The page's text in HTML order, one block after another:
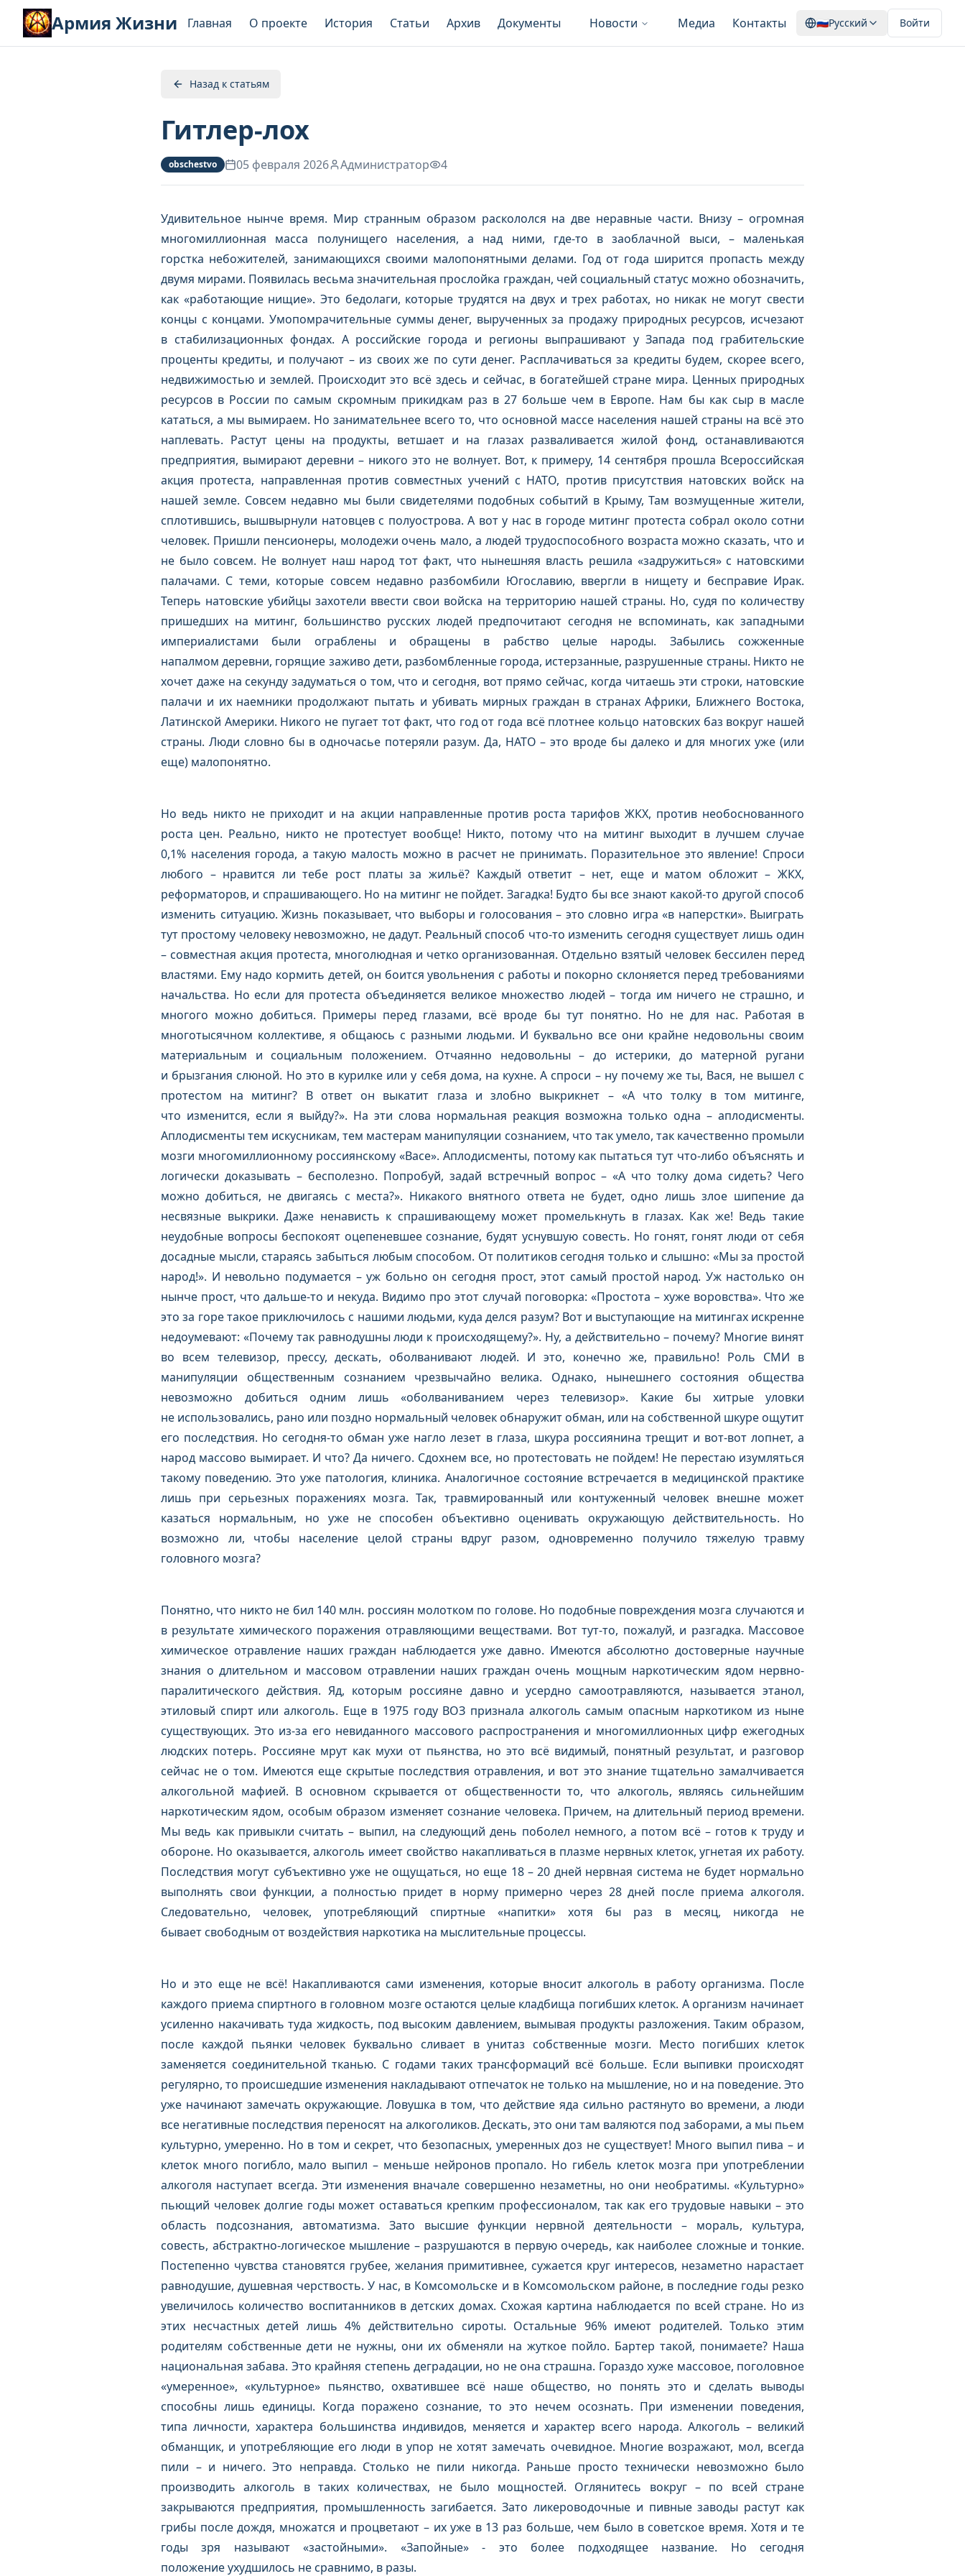
Армия Жизни Главная О проекте История Статьи Архив Документы Новости Медиа Контакты 🇷🇺Русский Войти
Назад к статьям
Гитлер-лох
obschestvo 05 февраля 2026 Администратор 4
Удивительное нынче время. Мир странным образом раскололся на две неравные части. Внизу – огромная
многомиллионная масса полунищего населения, а над ними, где-то в заоблачной выси, – маленькая
горстка небожителей, занимающихся своими малопонятными делами. Год от года ширится пропасть между
двумя мирами. Появилась весьма значительная прослойка граждан, чей социальный статус можно обозначить,
как «работающие нищие». Это бедолаги, которые трудятся на двух и трех работах, но никак не могут свести
концы с концами. Умопомрачительные суммы денег, вырученных за продажу природных ресурсов, исчезают
в стабилизационных фондах. А российские города и регионы выпрашивают у Запада под грабительские
проценты кредиты, и получают – из своих же по сути денег. Расплачиваться за кредиты будем, скорее всего,
недвижимостью и землей. Происходит это всё здесь и сейчас, в богатейшей стране мира. Ценных природных
ресурсов в России по самым скромным прикидкам раз в 27 больше чем в Европе. Нам бы как сыр в масле
кататься, а мы вымираем. Но занимательнее всего то, что основной массе населения нашей страны на всё это
наплевать. Растут цены на продукты, ветшает и на глазах разваливается жилой фонд, останавливаются
предприятия, вымирают деревни – никого это не волнует. Вот, к примеру, 14 сентября прошла Всероссийская
акция протеста, направленная против совместных учений с НАТО, против присутствия натовских войск на
нашей земле. Совсем недавно мы были свидетелями подобных событий в Крыму, Там возмущенные жители,
сплотившись, вышвырнули натовцев с полуострова. А вот у нас в городе митинг протеста собрал около сотни
человек. Пришли пенсионеры, молодежи очень мало, а людей трудоспособного возраста можно сказать, что и
не было совсем. Не волнует наш народ тот факт, что нынешняя власть решила «задружиться» с натовскими
палачами. С теми, которые совсем недавно разбомбили Югославию, ввергли в нищету и бесправие Ирак.
Теперь натовские убийцы захотели ввести свои войска на территорию нашей страны. Но, судя по количеству
пришедших на митинг, большинство русских людей предпочитают сегодня не вспоминать, как западными
империалистами были ограблены и обращены в рабство целые народы. Забылись сожженные
напалмом деревни, горящие заживо дети, разбомбленные города, истерзанные, разрушенные страны. Никто не
хочет даже на секунду задуматься о том, что и сегодня, вот прямо сейчас, когда читаешь эти строки, натовские
палачи и их наемники продолжают пытать и убивать мирных граждан в странах Африки, Ближнего Востока,
Латинской Америки. Никого не пугает тот факт, что год от года всё плотнее кольцо натовских баз вокруг нашей
страны. Люди словно бы в одночасье потеряли разум. Да, НАТО – это вроде бы далеко и для многих уже (или
еще) малопонятно.
Но ведь никто не приходит и на акции направленные против роста тарифов ЖКХ, против необоснованного
роста цен. Реально, никто не протестует вообще! Никто, потому что на митинг выходит в лучшем случае
0,1% населения города, а такую малость можно в расчет не принимать. Поразительное это явление! Спроси
любого – нравится ли тебе рост платы за жильё? Каждый ответит – нет, еще и матом обложит – ЖКХ,
реформаторов, и спрашивающего. Но на митинг не пойдет. Загадка! Будто бы все знают какой-то другой способ
изменить ситуацию. Жизнь показывает, что выборы и голосования – это словно игра «в наперстки». Выиграть
тут простому человеку невозможно, не дадут. Реальный способ что-то изменить сегодня существует лишь один
– совместная акция протеста, многолюдная и четко организованная. Отдельно взятый человек бессилен перед
властями. Ему надо кормить детей, он боится увольнения с работы и покорно склоняется перед требованиями
начальства. Но если для протеста объединяется великое множество людей – тогда им ничего не страшно, и
многого можно добиться. Примеры перед глазами, всё вроде бы тут понятно. Но не для нас. Работая в
многотысячном коллективе, я общаюсь с разными людьми. И буквально все они крайне недовольны своим
материальным и социальным положением. Отчаянно недовольны – до истерики, до матерной ругани
и брызгания слюной. Но это в курилке или у себя дома, на кухне. А спроси – ну почему же ты, Вася, не вышел с
протестом на митинг? В ответ он выкатит глаза и злобно выкрикнет – «А что толку в том митинге,
что изменится, если я выйду?». На эти слова нормальная реакция возможна только одна – аплодисменты.
Аплодисменты тем искусникам, тем мастерам манипуляции сознанием, что так умело, так качественно промыли
мозги многомиллионному россиянскому «Васе». Аплодисменты, потому как пытаться тут что-либо объяснять и
логически доказывать – бесполезно. Попробуй, задай встречный вопрос – «А что толку дома сидеть? Чего
можно добиться, не двигаясь с места?». Никакого внятного ответа не будет, одно лишь злое шипение да
несвязные выкрики. Даже ненависть к спрашивающему может промелькнуть в глазах. Как же! Ведь такие
неудобные вопросы беспокоят оцепеневшее сознание, будят уснувшую совесть. Но гонят, гонят люди от себя
досадные мысли, стараясь забыться любым способом. От политиков сегодня только и слышно: «Мы за простой
народ!». И невольно подумается – уж больно он сегодня прост, этот самый простой народ. Уж настолько он
нынче прост, что дальше-то и некуда. Видимо про этот случай поговорка: «Простота – хуже воровства». Что же
это за горе такое приключилось с нашими людьми, куда делся разум? Вот и выступающие на митингах искренне
недоумевают: «Почему так равнодушны люди к происходящему?». Ну, а действительно – почему? Многие винят
во всем телевизор, прессу, дескать, оболванивают людей. И это, конечно же, правильно! Роль СМИ в
манипуляции общественным сознанием чрезвычайно велика. Однако, нынешнего состояния общества
невозможно добиться одним лишь «оболваниванием через телевизор». Какие бы хитрые уловки
не использовались, рано или поздно нормальный человек обнаружит обман, или на собственной шкуре ощутит
его последствия. Но сегодня-то обман уже нагло лезет в глаза, шкура россиянина трещит и вот-вот лопнет, а
народ массово вымирает. И что? Да ничего. Сдохнем все, но протестовать не пойдем! Не перестаю изумляться
такому поведению. Это уже патология, клиника. Аналогичное состояние встречается в медицинской практике
лишь при серьезных поражениях мозга. Так, травмированный или контуженный человек внешне может
казаться нормальным, но уже не способен объективно оценивать окружающую действительность. Но
возможно ли, чтобы население целой страны вдруг разом, одновременно получило тяжелую травму
головного мозга?
Понятно, что никто не бил 140 млн. россиян молотком по голове. Но подобные повреждения мозга случаются и
в результате химического поражения отравляющими веществами. Вот тут-то, пожалуй, и разгадка. Массовое
химическое отравление наших граждан наблюдается уже давно. Имеются абсолютно достоверные научные
знания о длительном и массовом отравлении наших граждан очень мощным наркотическим ядом нервно-
паралитического действия. Яд, которым россияне давно и усердно самоотравляются, называется этанол,
этиловый спирт или алкоголь. Еще в 1975 году ВОЗ признала алкоголь самым опасным наркотиком из ныне
существующих. Это из-за его невиданного массового распространения и многомиллионных цифр ежегодных
людских потерь. Россияне мрут как мухи от пьянства, но это всё видимый, понятный результат, и разговор
сейчас не о том. Имеются еще скрытые последствия отравления, и вот это знание тщательно замалчивается
алкогольной мафией. В основном скрывается от общественности то, что алкоголь, являясь сильнейшим
наркотическим ядом, особым образом изменяет сознание человека. Причем, на длительный период времени.
Мы ведь как привыкли считать – выпил, на следующий день поболел немного, а потом всё – готов к труду и
обороне. Но оказывается, алкоголь имеет свойство накапливаться в плазме нервных клеток, угнетая их работу.
Последствия могут субъективно уже не ощущаться, но еще 18 – 20 дней нервная система не будет нормально
выполнять свои функции, а полностью придет в норму примерно через 28 дней после приема алкоголя.
Следовательно, человек, употребляющий спиртные «напитки» хотя бы раз в месяц, никогда не
бывает свободным от воздействия наркотика на мыслительные процессы.
Но и это еще не всё! Накапливаются сами изменения, которые вносит алкоголь в работу организма. После
каждого приема спиртного в головном мозге остаются целые кладбища погибших клеток. А организм начинает
усиленно накачивать туда жидкость, под высоким давлением, вымывая продукты разложения. Таким образом,
после каждой пьянки человек буквально сливает в унитаз собственные мозги. Место погибших клеток
заменяется соединительной тканью. С годами таких трансформаций всё больше. Если выпивки происходят
регулярно, то происшедшие изменения накладывают отпечаток не только на мышление, но и на поведение. Это
уже начинают замечать окружающие. Ловушка в том, что действие яда сильно растянуто во времени, а люди
все негативные последствия переносят на алкоголиков. Дескать, это они там валяются под заборами, а мы пьем
культурно, умеренно. Но в том и секрет, что безопасных, умеренных доз не существует! Много выпил пива – и
клеток много погибло, мало выпил – меньше нейронов пропало. Но гибель клеток мозга при употреблении
алкоголя наступает всегда. Эти изменения вначале совершенно незаметны, но они необратимы. «Культурно»
пьющий человек долгие годы может оставаться крепким профессионалом, так как его трудовые навыки – это
область подсознания, автоматизма. Зато высшие функции нервной деятельности – мораль, культура,
совесть, абстрактно-логическое мышление – разрушаются в первую очередь, как наиболее сложные и тонкие.
Постепенно чувства становятся грубее, желания примитивнее, сужается круг интересов, незаметно нарастает
равнодушие, душевная черствость. У нас, в Комсомольске и в Комсомольском районе, в последние годы резко
увеличилось количество воспитанников в детских домах. Схожая картина наблюдается по всей стране. Но из
этих несчастных детей лишь 4% действительно сироты. Остальные 96% имеют родителей. Только этим
родителям собственные дети не нужны, они их обменяли на жуткое пойло. Бартер такой, понимаете? Наша
национальная забава. Это крайняя степень деградации, но не она страшна. Гораздо хуже массовое, поголовное
«умеренное», «культурное» пьянство, охватившее всё наше общество, но понять это и сделать выводы
способны лишь единицы. Когда поражено сознание, то это нечем осознать. При изменении поведения,
типа личности, характера большинства индивидов, меняется и характер всего народа. Алкоголь – великий
обманщик, и употребляющие его люди в упор не хотят замечать очевидное. Многие возражают, мол, всегда
пили – и ничего. Это неправда. Столько не пили никогда. Раньше просто технически невозможно было
производить алкоголь в таких количествах, не было мощностей. Оглянитесь вокруг – по всей стране
закрываются предприятия, промышленность загибается. Зато ликероводочные и пивные заводы растут как
грибы после дождя, множатся и процветают – их уже в 13 раз больше, чем было в советское время. Хотя и те
годы зря называют «застойными». «Запойные» - это более подходящее название. Но сегодня
положение ухудшилось не сравнимо, в разы.